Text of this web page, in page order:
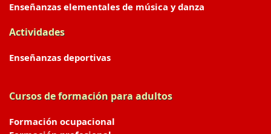
Enseñanzas elementales de música y danza
Actividades
Enseñanzas deportivas
Cursos de formación para adultos
Formación ocupacional